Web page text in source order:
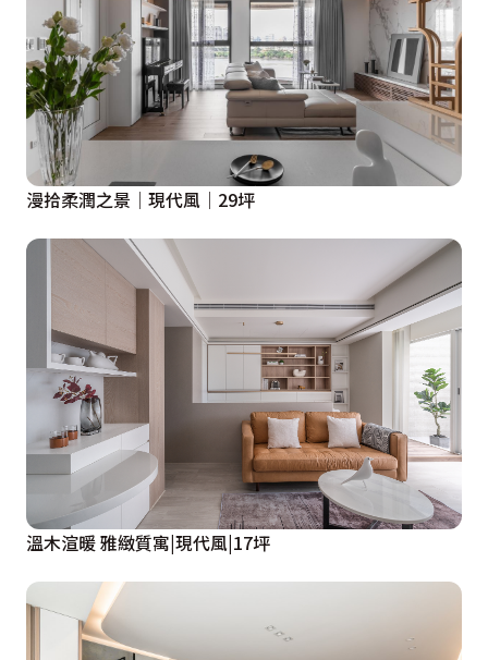
深邃景深，拉伸整體視野。而鄰近廊道的玻璃牆後方，設
計師貼心安裝上遮光窗簾，並事先留下一片寬敞空地，作
為單人床舖的放置處，以便將此處改造成客房或小孩房。
主臥室窗前畸零空間植入臥榻，讓小倆口在家也能享受日
光浴。棘手的床頭大樑，則削減成斜切面，弱化量體帶來
的壓迫感。此外，床尾與床側都騰出讓視線喘息的餘白，
形構悠閒自在的輕鬆氛圍。而目前床側的寬敞走道，之後
可放入娃娃床，讓母親就近照顧寶寶。以屋主生活為主軸
的小小空間，處處藏有熨貼人心的巧思，體現著設計師細
膩周詳的專業思路，也開啟了小資上班族的精采日常。
漫拾柔潤之景│現代風│29坪
溫木渲暖 雅緻質寓|現代風|17坪